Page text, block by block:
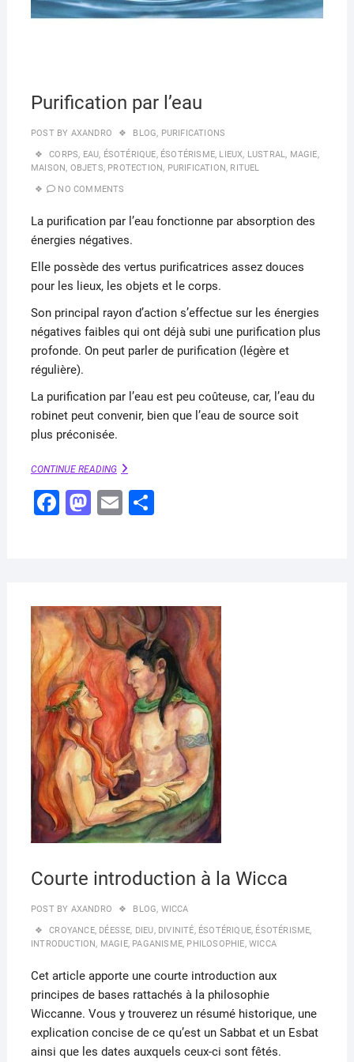
Purification par l’eau
POST BY AXANDRO BLOG, PURIFICATIONS
CORPS, EAU, ÉSOTÉRIQUE, ÉSOTÉRISME, LIEUX, LUSTRAL, MAGIE,
MAISON, OBJETS, PROTECTION, PURIFICATION, RITUEL
NO COMMENTS
La purification par l’eau fonctionne par absorption des
énergies négatives.
Elle possède des vertus purificatrices assez douces
pour les lieux, les objets et le corps.
Son principal rayon d’action s’effectue sur les énergies
négatives faibles qui ont déjà subi une purification plus
profonde. On peut parler de purification (légère et
régulière).
La purification par l’eau est peu coûteuse, car, l’eau du
robinet peut convenir, bien que l’eau de source soit
plus préconisée.
CONTINUE READINGPURIFICATION
L’EAU
F
b
o
o
k
M
d
o
n
E P
er
Courte introduction à la Wicca
POST BY AXANDRO BLOG, WICCA
CROYANCE, DÉESSE, DIEU, DIVINITÉ, ÉSOTÉRIQUE, ÉSOTÉRISME,
INTRODUCTION, MAGIE, PAGANISME, PHILOSOPHIE, WICCA
Cet article apporte une courte introduction aux
principes de bases rattachés à la philosophie
Wiccanne. Vous y trouverez un résumé historique, une
explication concise de ce qu’est un Sabbat et un Esbat
ainsi que les dates auxquels ceux-ci sont fêtés.